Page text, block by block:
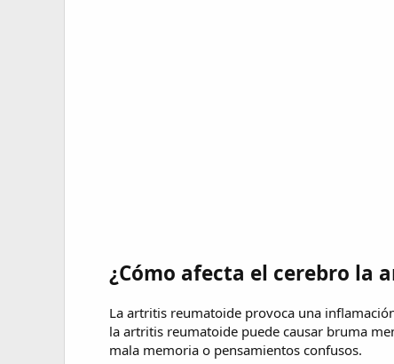
¿Cómo afecta el cerebro la
La artritis reumatoide provoca una
la artritis reumatoide puede causar bruma
mala memoria o pensamientos confusos.